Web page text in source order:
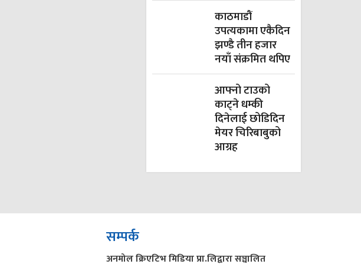
काठमाडौं
उपत्यकामा एकैदिन
झण्डै तीन हजार
नयाँ संक्रमित थपिए
आफ्नो टाउको
काट्ने धम्की
दिनेलाई छोडिदिन
मेयर चिरिबाबुको
आग्रह
सम्पर्क
अनमोल क्रिएटिभ मिडिया प्रा.लिद्वारा सञ्चालित